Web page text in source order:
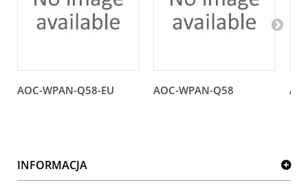
AOC-WPAN-Q58-EU AOC-WPAN-Q58
INFORMACJA